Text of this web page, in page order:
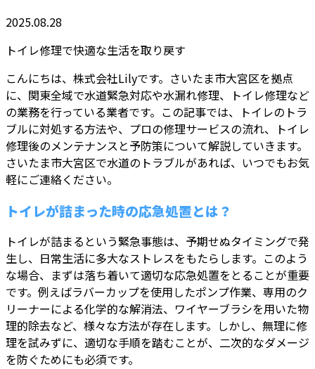
2025.08.28
トイレ修理で快適な生活を取り戻す
こんにちは、株式会社Lilyです。さいたま市大宮区を拠点
に、関東全域で水道緊急対応や水漏れ修理、トイレ修理など
の業務を行っている業者です。この記事では、トイレのトラ
ブルに対処する方法や、プロの修理サービスの流れ、トイレ
修理後のメンテナンスと予防策について解説していきます。
さいたま市大宮区で水道のトラブルがあれば、いつでもお気
軽にご連絡ください。
トイレが詰まった時の応急処置とは？
トイレが詰まるという緊急事態は、予期せぬタイミングで発
生し、日常生活に多大なストレスをもたらします。このよう
な場合、まずは落ち着いて適切な応急処置をとることが重要
です。例えばラバーカップを使用したポンプ作業、専用のク
リーナーによる化学的な解消法、ワイヤーブラシを用いた物
理的除去など、様々な方法が存在します。しかし、無理に修
理を試みずに、適切な手順を踏むことが、二次的なダメージ
を防ぐためにも必須です。